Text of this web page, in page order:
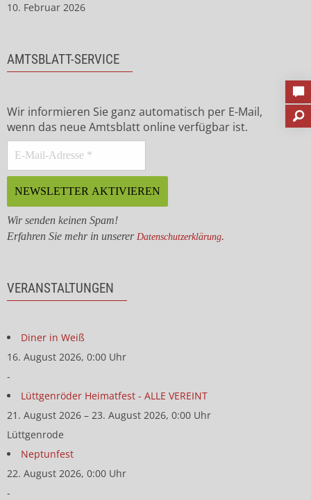
10. Februar 2026
AMTSBLATT-SERVICE
Wir informieren Sie ganz automatisch per E-Mail,
wenn das neue Amtsblatt online verfügbar ist.
Wir senden keinen Spam!
Erfahren Sie mehr in unserer Datenschutzerklärung.
VERANSTALTUNGEN
Diner in Weiß
16. August 2026, 0:00 Uhr
-
Lüttgenröder Heimatfest - ALLE VEREINT
21. August 2026 – 23. August 2026, 0:00 Uhr
Lüttgenrode
Neptunfest
22. August 2026, 0:00 Uhr
-